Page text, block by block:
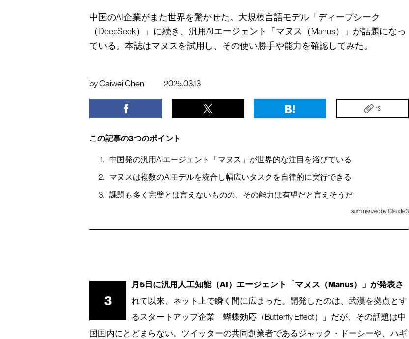
中国のAI企業がまた世界を驚かせた。大規模言語モデル「ディープシーク
（DeepSeek）」に続き、汎用AIエージェント「マヌス（Manus）」が話題になっ
ている。本誌はマヌスを試用し、その使い勝手や能力を確認してみた。
byCaiwei Chen 2025.03.13
13
この記事の3つのポイント
中国発の汎用AIエージェント「マヌス」が世界的な注目を浴びている
マヌスは複数のAIモデルを統合し幅広いタスクを自律的に実行できる
課題も多く完璧とは言えないものの、その能力は有望だと言えそうだ
summarized by Claude 3
3
月5日に汎用人工知能（AI）エージェント「マヌス（Manus）」が発表さ
れて以来、ネット上で瞬く間に広まった。開発したのは、武漢を拠点とす
るスタートアップ企業「蝴蝶効応（Butterfly Effect）」だが、その話題は中
国国内にとどまらない。ツイッターの共同創業者であるジャック・ドーシーや、ハギ